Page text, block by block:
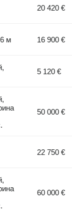
20 420 €
м 16 900 €
5 120 €
50 000 €
22 750 €
60 000 €